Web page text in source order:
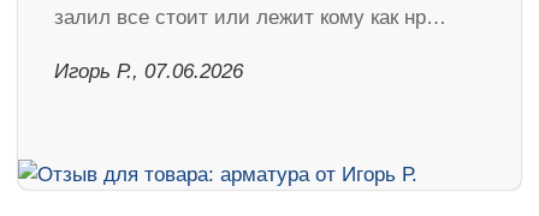
залил все стоит или лежит кому как нр…
Игорь Р., 07.06.2026